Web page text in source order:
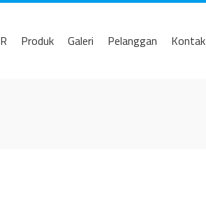
Produk Galeri Pelanggan Kontak